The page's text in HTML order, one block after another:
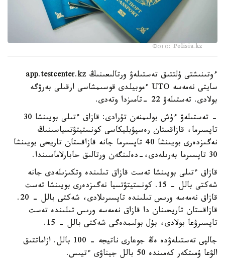
Фото: Polisia.kz
ءوتىنىشتى ۇلتتىق تەستىلەۋ ورتالىعىنىڭ app.testcenter.kz
سايتى نەمەسە UTO ءموبيلدى قوسىمشاسى ارقىلى بەرۋگە
بولادى. تەستىلەۋ 22 -تامىزدا وتەدى.
- تەستىلەۋ ءۇش بولىمنەن تۇرادى: قازاق ءتىلى بويىنشا 30
تاپسىرما، قازاقستان رەسپۋبليكاسى كونستيتۋتسياسىنىڭ
نەگىزدەرى بويىنشا 40 تاپسىرما جانە قازاقستان تاريحى بويىنشا
30 تاپسىرما بەرىلەدى،-دەلىنگەن ورتالىق حابارلاماسىندا.
قازاق ءتىلى بويىنشا تەست قازاق تىلىندە وتكىزىلەدى جانە
شەكتى بالل - 15. كونستيتۋتسيا نەگىزدەرى بويىنشا تەست
قازاق نەمەسە ورىس تىلىندە تاپسىرىلادى، شەكتى بالل - 20.
قازاقستان تاريحىنان دا قازاق نەمەسە ورىس تىلىندە تەست
تاپسىرۋعا بولادى، بۇل بولىمدەگى شەكتى بالل - 15.
جالپى تەستىلەۋدە ەڭ جوعارى ناتيجە - 100 بالل. ازاماتتىق
الۋعا ۇمىتكەر كەمىندە 50 بالل جيناۋى ءتيىس.